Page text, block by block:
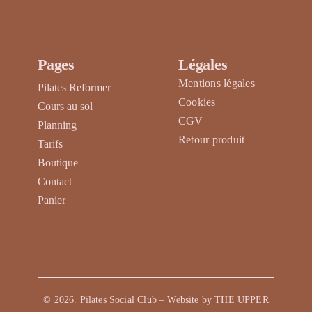
Pages
Pilates Reformer
Cours au sol
Planning
Tarifs
Boutique
Contact
Panier
Légales
Mentions légales
Cookies
CGV
Retour produit
© 2026. Pilates Social Club – Website byTHE UPPER